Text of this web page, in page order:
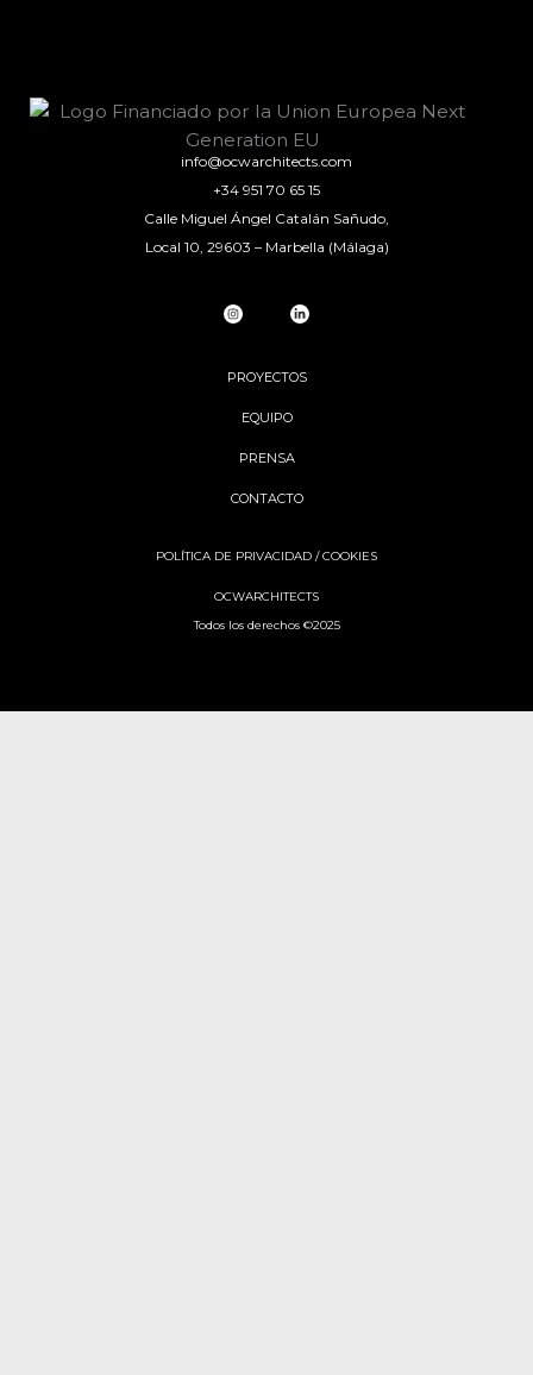
info@ocwarchitects.com
+34 951 70 65 15
Calle Miguel Ángel Catalán Sañudo,
Local 10, 29603 – Marbella (Málaga)
PROYECTOS
EQUIPO
PRENSA
CONTACTO
POLÍTICA DE PRIVACIDAD /COOKIES
OCWARCHITECTS
Todos los derechos ©2025